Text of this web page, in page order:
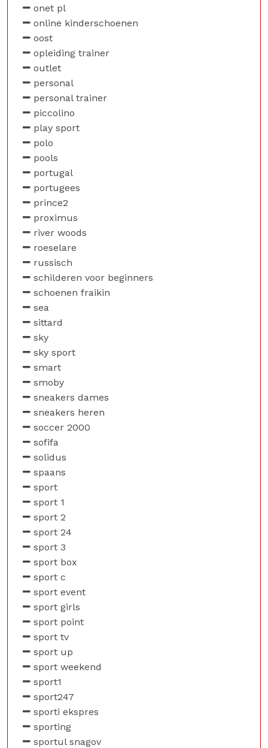
onet pl
online kinderschoenen
oost
opleiding trainer
outlet
personal
personal trainer
piccolino
play sport
polo
pools
portugal
portugees
prince2
proximus
river woods
roeselare
russisch
schilderen voor beginners
schoenen fraikin
sea
sittard
sky
sky sport
smart
smoby
sneakers dames
sneakers heren
soccer 2000
sofifa
solidus
spaans
sport
sport 1
sport 2
sport 24
sport 3
sport box
sport c
sport event
sport girls
sport point
sport tv
sport up
sport weekend
sport1
sport247
sporti ekspres
sporting
sportul snagov